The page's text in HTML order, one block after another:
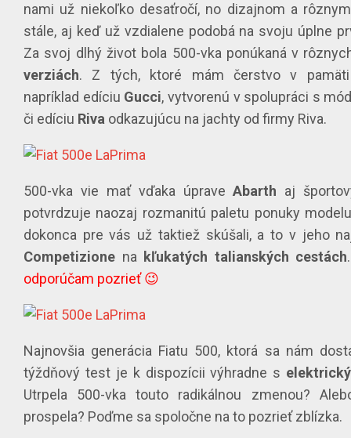
nami už niekoľko desaťročí, no dizajnom a
stále, aj keď už vzdialene podobá na svoju úplne
Za svoj dlhý život bola 500-vka ponúkaná v
verziách. Z tých, ktoré mám čerstvo v pamäti
napríklad edíciu Gucci, vytvorenú v spolupráci s
či edíciu Riva odkazujúcu na jachty od firmy Riva.
500-vka vie mať vďaka úpraveAbarth aj
potvrdzuje naozaj rozmanitú paletu ponuky
dokonca pre vás už taktiež skúšali, a to v jeho
Competizione na kľukatých talianských cestách
odporúčam pozrieť 😉
Najnovšia generácia Fiatu 500, ktorá sa nám
týždňový test je k dispozícii výhradne s
Utrpela 500-vka touto radikálnou zmenou?
prospela? Poďme sa spoločne na to pozrieť zblízka.